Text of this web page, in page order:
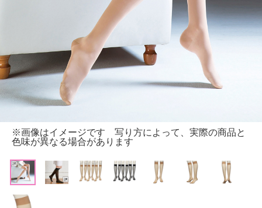
※画像はイメージです 写り方によって、実際の商品と
色味が異なる場合があります